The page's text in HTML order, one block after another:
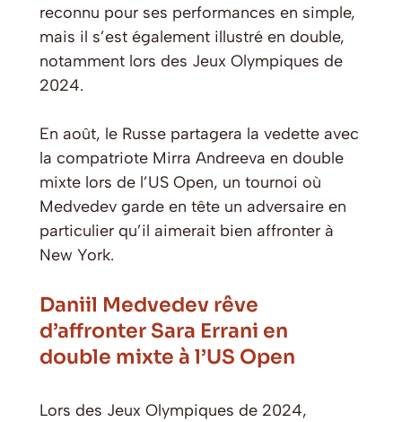
reconnu pour ses performances en simple,
mais il s’est également illustré en double,
notamment lors des Jeux Olympiques de
2024.
En août, le Russe partagera la vedette avec
la compatriote Mirra Andreeva en double
mixte lors de l’US Open, un tournoi où
Medvedev garde en tête un adversaire en
particulier qu’il aimerait bien affronter à
New York.
Daniil Medvedev rêve
d’affronter Sara Errani en
double mixte à l’US Open
Lors des Jeux Olympiques de 2024,